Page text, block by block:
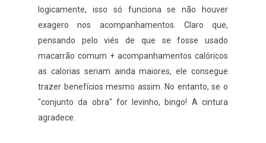
logicamente, isso só funciona se não houver
exagero nos acompanhamentos. Claro que,
pensando pelo viés de que se fosse usado
macarrão comum + acompanhamentos calóricos
as calorias seriam ainda maiores, ele consegue
trazer benefícios mesmo assim. No entanto, se o
"conjunto da obra" for levinho, bingo! A cintura
agradece.